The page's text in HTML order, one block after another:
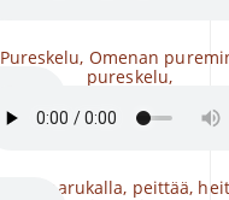
Pureskelu, Omenan
pureskelu,
Syö haarukalla, peittää,